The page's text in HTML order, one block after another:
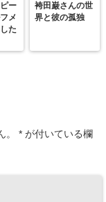
ー
メ
た
袴田巌さんの世
界と彼の孤独
* が付いている欄